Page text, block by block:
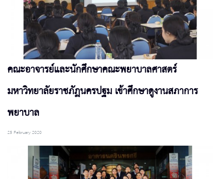
คณะอาจารย์และนักศึกษาคณะพยาบาลศาสตร์
มหาวิทยาลัยราชภัฏนครปฐม เข้าศึกษาดูงานสภาการ
พยาบาล
25 February 2020